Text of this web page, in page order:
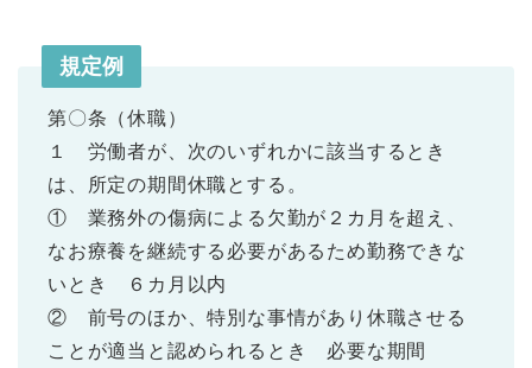
規定例
第〇条（休職）
１ 労働者が、次のいずれかに該当するとき
は、所定の期間休職とする。
① 業務外の傷病による欠勤が２カ月を超え、
なお療養を継続する必要があるため勤務できな
いとき ６カ月以内
② 前号のほか、特別な事情があり休職させる
ことが適当と認められるとき 必要な期間